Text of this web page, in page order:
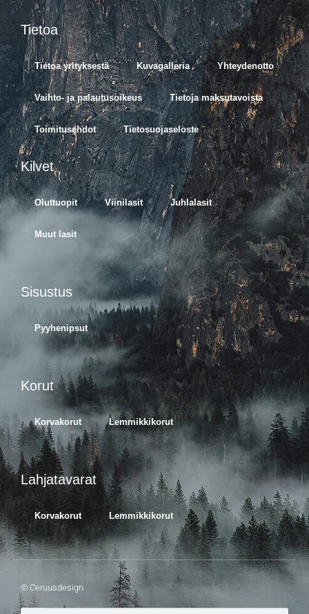
Tietoa
Tietoa yrityksestä Kuvagalleria Yhteydenotto
Vaihto- ja palautusoikeus Tietoja maksutavoista
Toimitusehdot Tietosuojaseloste
Kilvet
Oluttuopit Viinilasit Juhlalasit
Muut lasit
Sisustus
Pyyhenipsut
Korut
Korvakorut Lemmikkikorut
Lahjatavarat
Korvakorut Lemmikkikorut
© Ceruusdesign